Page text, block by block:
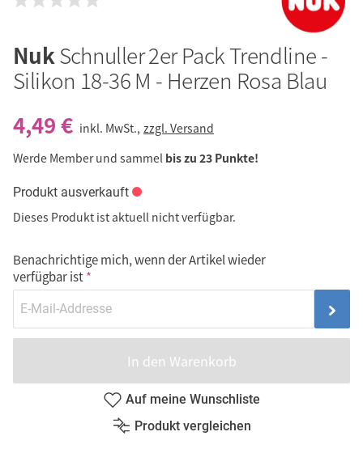
NukSchnuller 2er Pack Trendline -
Silikon 18-36 M - Herzen Rosa Blau
4,49 € inkl. MwSt., zzgl. Versand
Werde Member und sammel bis zu 23 Punkte!
Produkt ausverkauft
Dieses Produkt ist aktuell nicht verfügbar.
Benachrichtige mich, wenn der Artikel wieder
verfügbar ist
In den Warenkorb
Auf meine Wunschliste
Produkt vergleichen